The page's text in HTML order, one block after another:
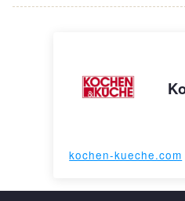
kochen-kueche.com